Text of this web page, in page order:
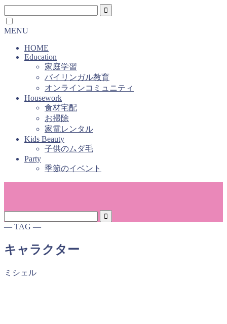
MENU
HOME
Education
家庭学習
バイリンガル教育
オンラインコミュニティ
Housework
食材宅配
お掃除
家電レンタル
Kids Beauty
子供のムダ毛
Party
季節のイベント
― TAG ―
キャラクター
ミシェル